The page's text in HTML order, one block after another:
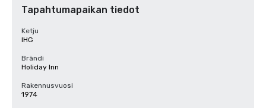
Tapahtumapaikan tiedot
Ketju
IHG
Brändi
Holiday Inn
Rakennusvuosi
1974